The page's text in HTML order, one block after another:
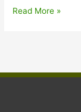
সম্পাদকীয়
Read More »